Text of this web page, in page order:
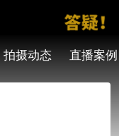
拍摄动态 直播案例